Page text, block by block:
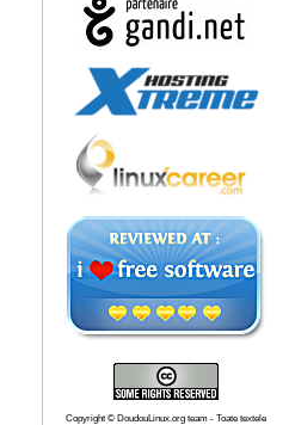
Copyright © DoudouLinux.org team - Toate textele